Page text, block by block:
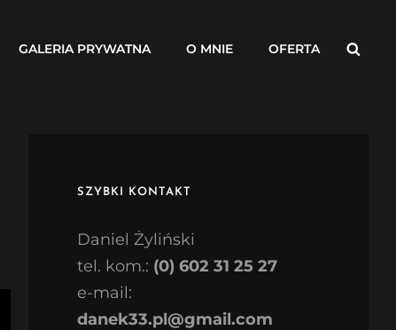
GALERIA PRYWATNA O MNIE OFERTA
SZYBKI KONTAKT
Daniel Żyliński
tel. kom.: (0) 602 31 25 27
e-mail:
danek33.pl@gmail.com